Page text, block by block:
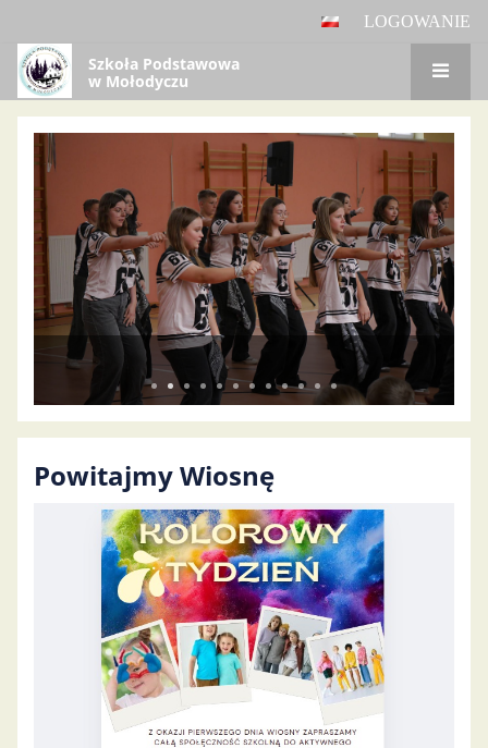
LOGOWANIE
Szkoła Podstawowa
w Mołodyczu
Panel
główny
Powitajmy Wiosnę